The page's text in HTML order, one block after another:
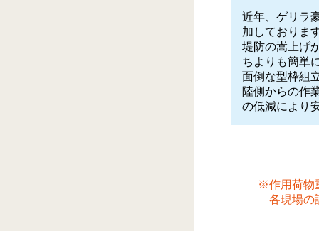
近年、ゲリラ
加しておりま
堤防の嵩上げ
ちよりも簡単
面倒な型枠組
陸側からの作
の低減により
※作用荷物
各現場の